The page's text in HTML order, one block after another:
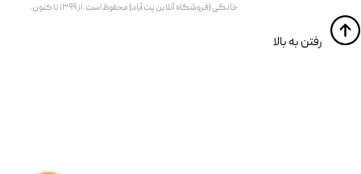
خانگی (فروشگاه آنلاین پت آباد) محفوظ است. از ۱۳۹۹ تا کنون.
​​رفتن به بالا